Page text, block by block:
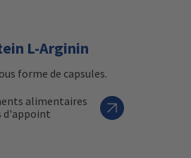
L-Arginin
forme de capsules.
alimentaires
d'appoint